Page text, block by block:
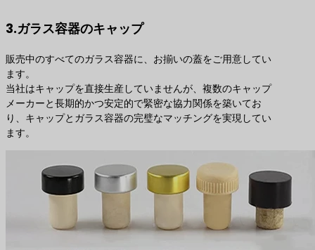
3.ガラス容器のキャップ
販売中のすべてのガラス容器に、お揃いの蓋をご用意してい
ます。
当社はキャップを直接生産していませんが、複数のキャップ
メーカーと長期的かつ安定的で緊密な協力関係を築いてお
り、キャップとガラス容器の完璧なマッチングを実現してい
ます。